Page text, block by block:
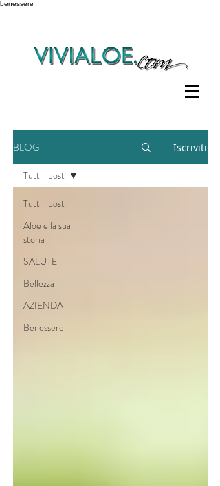
benessere
BLOG Iscriviti
Tutti i post
Aloe e la sua
storia
SALUTE
Bellezza
AZIENDA
Benessere
Tutti i post